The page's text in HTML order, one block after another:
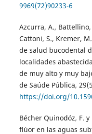
9969(72)90233-6
Azcurra, A.,
Cattoni, S., Kremer,
de salud bucodental
localidades
de muy alto y muy
de Saúde Pública,
https://doi.org/
Bécher Quinodóz, F.
flúor en las aguas